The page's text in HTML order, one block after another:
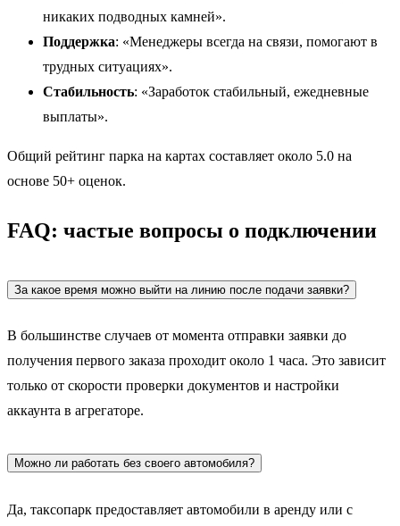
никаких подводных камней».
Поддержка: «Менеджеры всегда на связи, помогают в
трудных ситуациях».
Стабильность: «Заработок стабильный, ежедневные
выплаты».
Общий рейтинг парка на картах составляет около 5.0 на
основе 50+ оценок.
FAQ: частые вопросы о подключении
За какое время можно выйти на линию после подачи заявки?
В большинстве случаев от момента отправки заявки до
получения первого заказа проходит около 1 часа. Это зависит
только от скорости проверки документов и настройки
аккаунта в агрегаторе.
Можно ли работать без своего автомобиля?
Да, таксопарк предоставляет автомобили в аренду или с